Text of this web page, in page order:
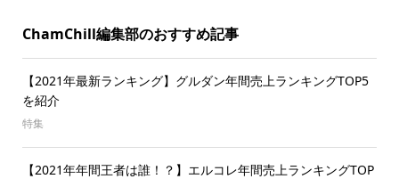
ChamChill編集部のおすすめ記事
【2021年最新ランキング】グルダン年間売上ランキングTOP5
を紹介
特集
【2021年年間王者は誰！？】エルコレ年間売上ランキングTOP